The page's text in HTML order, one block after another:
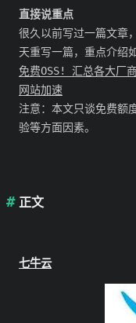
直接说重点
很久以前写过一篇文章
天重写一篇，重点介绍
免费OSS! 汇总各大厂
网站加速
注意：本文只谈免费额
验等方面因素。
正文
七牛云